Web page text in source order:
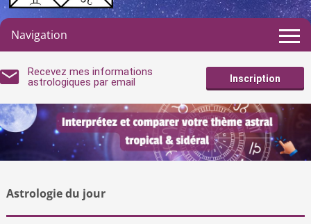
Navigation
Recevez mes informations
astrologiques par email
Inscription
Astrologie du jour